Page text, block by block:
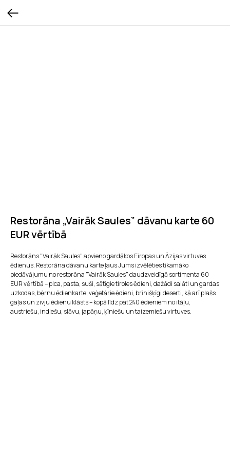
Restorāna „Vairāk Saules” dāvanu karte 60
EUR vērtībā
Restorāns "Vairāk Saules" apvieno gardākos Eiropas un Āzijas virtuves
ēdienus. Restorāna dāvanu karte ļaus Jums izvēlēties tīkamāko
piedāvājumu no restorāna "Vairāk Saules" daudzveidīgā sortimenta 60
EUR vērtībā – pica, pasta, suši, sātīgie tiroles ēdieni, dažādi salāti un gardas
uzkodas, bērnu ēdienkarte, veģetārie ēdieni, brīnišķīgi deserti, kā arī plašs
gaļas un zivju ēdienu klāsts – kopā līdz pat 240 ēdieniem no itāļu,
austriešu, indiešu, slāvu, japāņu, ķīniešu un taizemiešu virtuves.